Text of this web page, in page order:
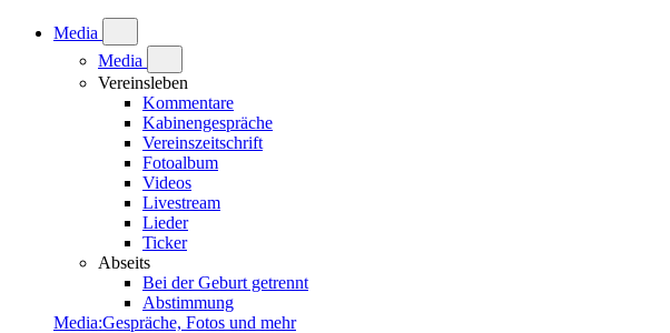
Media
Media
Vereinsleben
Kommentare
Kabinengespräche
Vereinszeitschrift
Fotoalbum
Videos
Livestream
Lieder
Ticker
Abseits
Bei der Geburt getrennt
Abstimmung
Media:Gespräche, Fotos und mehr